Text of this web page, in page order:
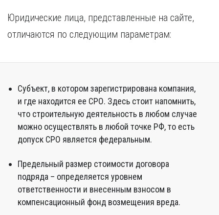
Юридические лица, представленные на сайте,
отличаются по следующим параметрам:
Субъект, в котором зарегистрирована компания,
и где находится ее СРО. Здесь стоит напомнить,
что строительную деятельность в любом случае
можно осуществлять в любой точке РФ, то есть
допуск СРО является федеральным.
Предельный размер стоимости договора
подряда – определяется уровнем
ответственности и внесенным взносом в
компенсационный фонд возмещения вреда.